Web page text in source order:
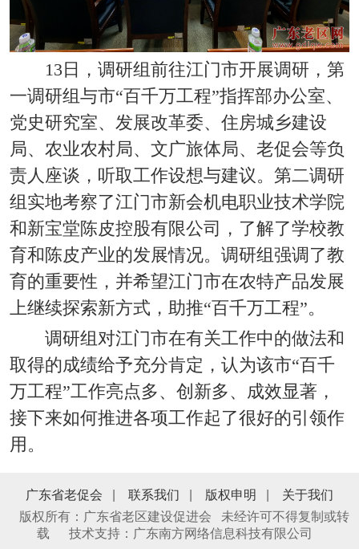
13日，调研组前往江门市开展调研，第
一调研组与市“百千万工程”指挥部办公室、
党史研究室、发展改革委、住房城乡建设
局、农业农村局、文广旅体局、老促会等负
责人座谈，听取工作设想与建议。第二调研
组实地考察了江门市新会机电职业技术学院
和新宝堂陈皮控股有限公司，了解了学校教
育和陈皮产业的发展情况。调研组强调了教
育的重要性，并希望江门市在农特产品发展
上继续探索新方式，助推“百千万工程”。
调研组对江门市在有关工作中的做法和
取得的成绩给予充分肯定，认为该市“百千
万工程”工作亮点多、创新多、成效显著，
接下来如何推进各项工作起了很好的引领作
用。
广东省老促会 联系我们 版权申明
关于我们
版权所有：广东省老区建设促进会 未经许可不得复制或转
载
技术支持：广东南方网络信息科技有限公司